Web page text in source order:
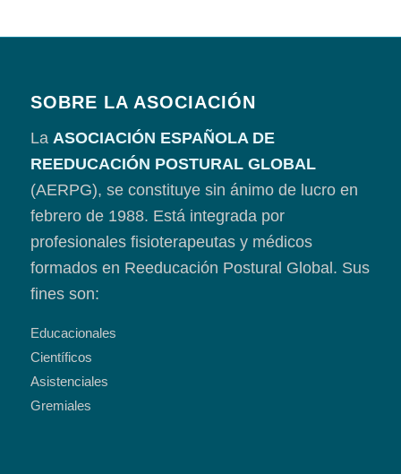
SOBRE LA ASOCIACIÓN
La ASOCIACIÓN ESPAÑOLA DE
REEDUCACIÓN POSTURAL GLOBAL
(AERPG), se constituye sin ánimo de lucro en
febrero de 1988. Está integrada por
profesionales fisioterapeutas y médicos
formados en Reeducación Postural Global. Sus
fines son:
Educacionales
Científicos
Asistenciales
Gremiales